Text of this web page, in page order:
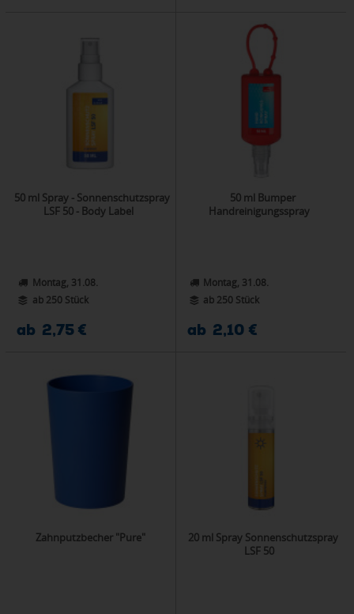
50 ml Spray - Sonnenschutzspray
LSF 50 - Body Label
Montag, 31.08.
ab 250 Stück
ab 2,75 €
50 ml Bumper
Handreinigungsspray
Montag, 31.08.
ab 250 Stück
ab 2,10 €
Zahnputzbecher "Pure"
20 ml Spray Sonnenschutzspray
LSF 50